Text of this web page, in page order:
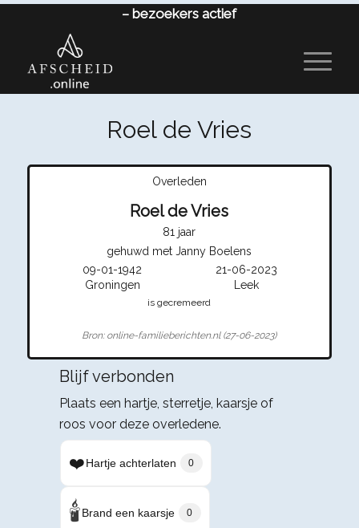
– bezoekers actief
Roel de Vries
Overleden
Roel de Vries
81 jaar
gehuwd met Janny Boelens
09-01-1942
21-06-2023
Groningen
Leek
is gecremeerd
Bron: online-familieberichten.nl (27-06-2023)
Blijf verbonden
Plaats een hartje, sterretje, kaarsje of
roos voor deze overledene.
❤️Hartje achterlaten 0
🕯️Brand een kaarsje 0